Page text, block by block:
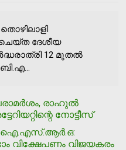
ദേശീയ
12 മുതല്‍
രാഹുല്‍
നോട്ടീസ്
ഐ.എസ്.ആര്‍.ഒ:
വിജയകരം